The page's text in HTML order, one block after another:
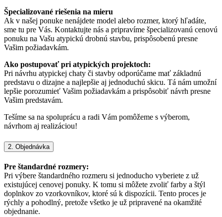
Špecializované riešenia na mieru
Ak v našej ponuke nenájdete model alebo rozmer, ktorý hľadáte,
sme tu pre Vás. Kontaktujte nás a pripravíme špecializovanú cenovú
ponuku na Vašu atypickú drobnú stavbu, prispôsobenú presne
Vašim požiadavkám.
Ako postupovať pri atypických projektoch:
Pri návrhu atypickej chaty či stavby odporúčame mať základnú
predstavu o dizajne a najlepšie aj jednoduchú skicu. Tá nám umožní
lepšie porozumieť Vašim požiadavkám a prispôsobiť návrh presne
Vašim predstavám.
Tešíme sa na spoluprácu a radi Vám pomôžeme s výberom,
návrhom aj realizáciou!
2. Objednávka
Pre štandardné rozmery:
Pri výbere štandardného rozmeru si jednoducho vyberiete z už
existujúcej cenovej ponuky. K tomu si môžete zvoliť farby a štýl
doplnkov zo vzorkovníkov, ktoré sú k dispozícii. Tento proces je
rýchly a pohodlný, pretože všetko je už pripravené na okamžité
objednanie.